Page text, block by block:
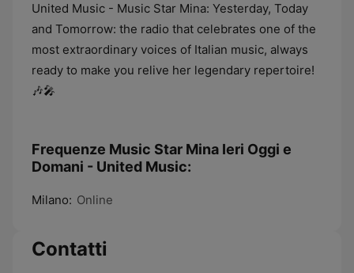
United Music - Music Star Mina: Yesterday, Today
and Tomorrow: the radio that celebrates one of the
most extraordinary voices of Italian music, always
ready to make you relive her legendary repertoire!
🎶🎤
Frequenze Music Star Mina Ieri Oggi e
Domani - United Music:
Milano: Online
Contatti